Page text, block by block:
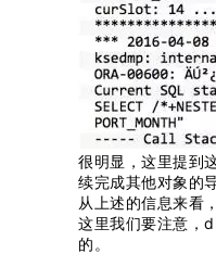
很明显，这里提到
续完成其他对象的导
从上述的信息来看
这里我们要注意，
的。